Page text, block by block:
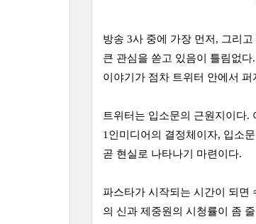
방송 3사 중에 가장 먼저, 그리
큰 관심을 쏟고 있음이 틀림없
이야기가 점차 트위터 안에서
트위터는 입소문의 근원지이다.
1인미디어의 결정체이자, 입소
곧 현실로 나타나기 마련이다.
파스타가 시작되는 시간이 되면
의 신과 제중원의 시청률이 좀